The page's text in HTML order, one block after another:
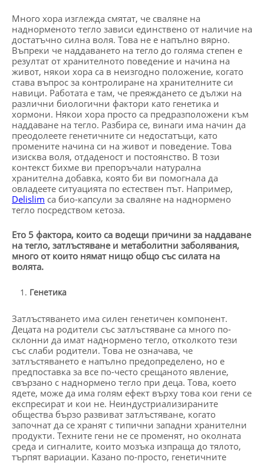
Много хора изглежда смятат, че сваляне на
наднорменото тегло зависи единствено от наличие на
достатъчно силна воля. Това не е напълно вярно.
Въпреки че наддаването на тегло до голяма степен е
резултат от хранителното поведение и начина на
живот, някои хора са в неизгодно положение, когато
става въпрос за контролиране на хранителните си
навици. Работата е там, че преяждането се дължи на
различни биологични фактори като генетика и
хормони. Някои хора просто са предразположени към
наддаване на тегло. Разбира се, винаги има начин да
преодолеете генетичните си недостатъци, като
промените начина си на живот и поведение. Това
изисква воля, отдаденост и постоянство. В този
контекст бихме ви препоръчали натурална
хранителна добавка, която би ви помогнала да
овладеете ситуацията по естествен път. Например,
Delislim са био-капсули за сваляне на наднормено
тегло посредством кетоза.
Ето 5 фактора, които са водещи причини за наддаване
на тегло, затлъстяване и метаболитни заболявания,
много от които нямат нищо общо със силата на
волята.
Генетика
Затлъстяването има силен генетичен компонент.
Децата на родители със затлъстяване са много по-
склонни да имат наднормено тегло, отколкото тези
със слаби родители. Това не означава, че
затлъстяването е напълно предопределено, но е
предпоставка за все по-често срещаното явление,
свързано с наднормено тегло при деца. Това, което
ядете, може да има голям ефект върху това кои гени се
експресират и кои не. Неиндустриализираните
общества бързо развиват затлъстяване, когато
започнат да се хранят с типични западни хранителни
продукти. Техните гени не се променят, но околната
среда и сигналите, които мозъка изпраща до тялото,
търпят вариации. Казано по-просто, генетичните